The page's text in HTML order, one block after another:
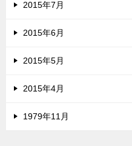
2015年7月
2015年6月
2015年5月
2015年4月
1979年11月